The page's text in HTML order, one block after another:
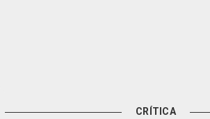
CRÍTICA